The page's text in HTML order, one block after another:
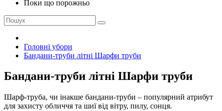
Поки що порожньо
Головні убори
Бандани-труби літні Шарфи труби
Бандани-труби літні Шарфи труби
Шарф-труба, чи інакше бандани-труби – популярний атрибут
для захисту обличчя та шиї від вітру, пилу, сонця.